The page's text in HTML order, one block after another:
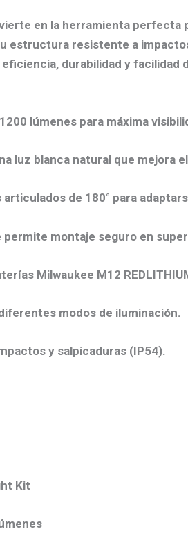
en la herramienta
estructura resistente a
durabilidad y facilidad
lúmenes para máxima
luz blanca natural que mejora
de 180° para
permite montaje seguro en
Milwaukee M12
modos de iluminación.
y salpicaduras (IP54).
Kit